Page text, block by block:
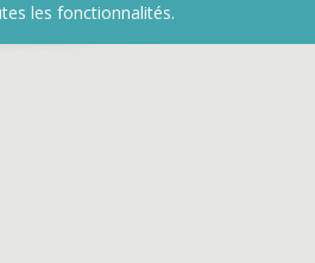
les fonctionnalités.